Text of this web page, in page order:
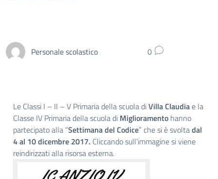
Personale scolastico 0
Le Classi I – II – V Primaria della scuola diVilla Claudiae la
Classe IV Primaria della scuola di Miglioramento hanno
partecipato alla “Settimana del Codice” che si è svoltadal
4 al 10 dicembre 2017. Cliccando sull’immagine si viene
reindirizzati alla risorsa esterna.